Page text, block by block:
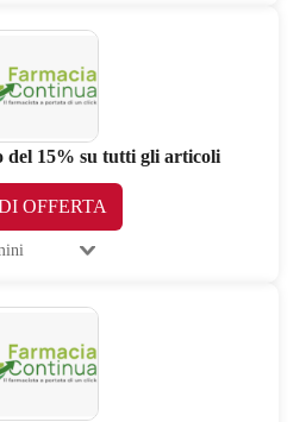
del 15% su tutti gli articoli
OFFERTA